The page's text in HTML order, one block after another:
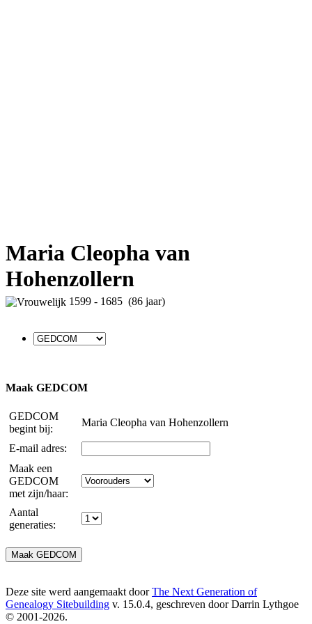
Maria Cleopha van
Hohenzollern
1599 - 1685 (86 jaar)
Maak GEDCOM
GEDCOM
begint bij:
Maria Cleopha van Hohenzollern
E-mail adres:
Maak een
GEDCOM
met zijn/haar:
Aantal
generaties:
Deze site werd aangemaakt doorThe Next Generation of
Genealogy Sitebuilding v. 15.0.4, geschreven door Darrin Lythgoe
© 2001-2026.